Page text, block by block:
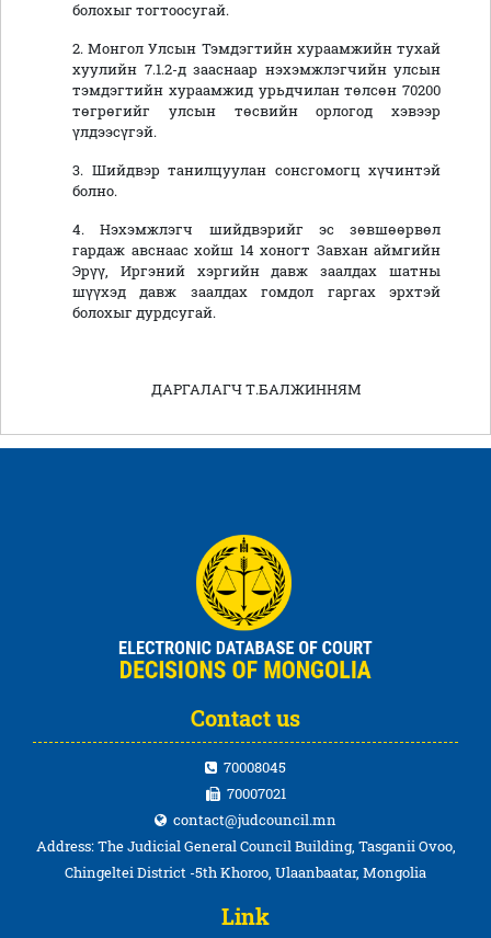
болохыг тогтоосугай.
2. Монгол Улсын Тэмдэгтийн хураамжийн тухай
хуулийн 7.1.2-д зааснаар нэхэмжлэгчийн улсын
тэмдэгтийн хураамжид урьдчилан төлсөн 70200
төгрөгийг улсын төсвийн орлогод хэвээр
үлдээсүгэй.
3. Шийдвэр танилцуулан сонсгомогц хүчинтэй
болно.
4. Нэхэмжлэгч шийдвэрийг эс зөвшөөрвөл
гардаж авснаас хойш 14 хоногт Завхан аймгийн
Эрүү, Иргэний хэргийн давж заалдах шатны
шүүхэд давж заалдах гомдол гаргах эрхтэй
болохыг дурдсугай.
ДАРГАЛАГЧ Т.БАЛЖИННЯМ
Contact us
70008045
70007021
contact@judcouncil.mn
Address: The Judicial General Council Building, Tasganii Ovoo,
Chingeltei District -5th Khoroo, Ulaanbaatar, Mongolia
Link